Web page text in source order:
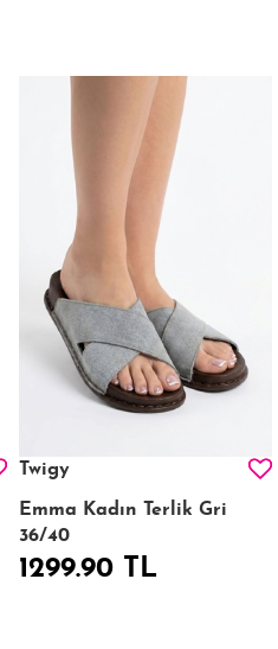
Twigy
Emma Kadın Terlik Gri
36/40
1299.90 TL